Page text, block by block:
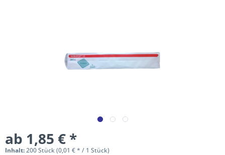
ab 1,85 € *
Inhalt:200 Stück (0,01 € * / 1 Stück)